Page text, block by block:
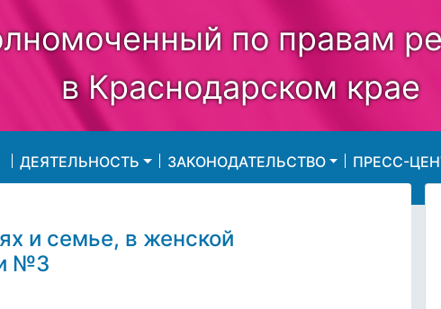
по правам
в Краснодарском крае
ДЕЯТЕЛЬНОСТЬ ЗАКОНОДАТЕЛЬСТВО ПРЕСС-
и семье, в женской
№3